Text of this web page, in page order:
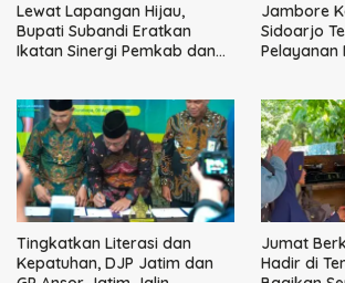
Lewat Lapangan Hijau,
Bupati Subandi Eratkan
Ikatan Sinergi Pemkab dan
Jambore
Sidoarjo
Tingkatkan Literasi dan
Kepatuhan, DJP Jatim dan
Jumat
Hadir di